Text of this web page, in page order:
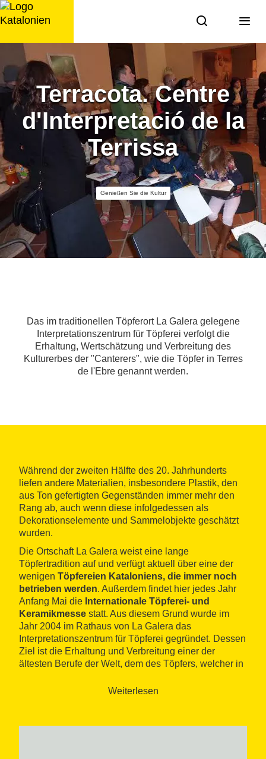
Zum
Inhalt
Terracota. Centre
d'Interpretació de la
Terrissa
Genießen Sie die Kultur
Das im traditionellen Töpferort La Galera gelegene
Interpretationszentrum für Töpferei verfolgt die
Erhaltung, Wertschätzung und Verbreitung des
Kulturerbes der "Canterers", wie die Töpfer in Terres
de l'Ebre genannt werden.
Während der zweiten Hälfte des 20. Jahrhunderts
liefen andere Materialien, insbesondere Plastik, den
aus Ton gefertigten Gegenständen immer mehr den
Rang ab, auch wenn diese infolgedessen als
Dekorationselemente und Sammelobjekte geschätzt
wurden.
Die Ortschaft La Galera weist eine lange
Töpfertradition auf und verfügt aktuell über eine der
wenigen Töpfereien Kataloniens, die immer noch
betrieben werden. Außerdem findet hier jedes Jahr
Anfang Mai die Internationale Töpferei- und
Keramikmesse statt. Aus diesem Grund wurde im
Jahr 2004 im Rathaus von La Galera das
Interpretationszentrum für Töpferei gegründet. Dessen
Ziel ist die Erhaltung und Verbreitung einer der
ältesten Berufe der Welt, dem des Töpfers, welcher in
Das Zentrum besteht aus zwei Sälen, welche jeweils
Weiterlesen